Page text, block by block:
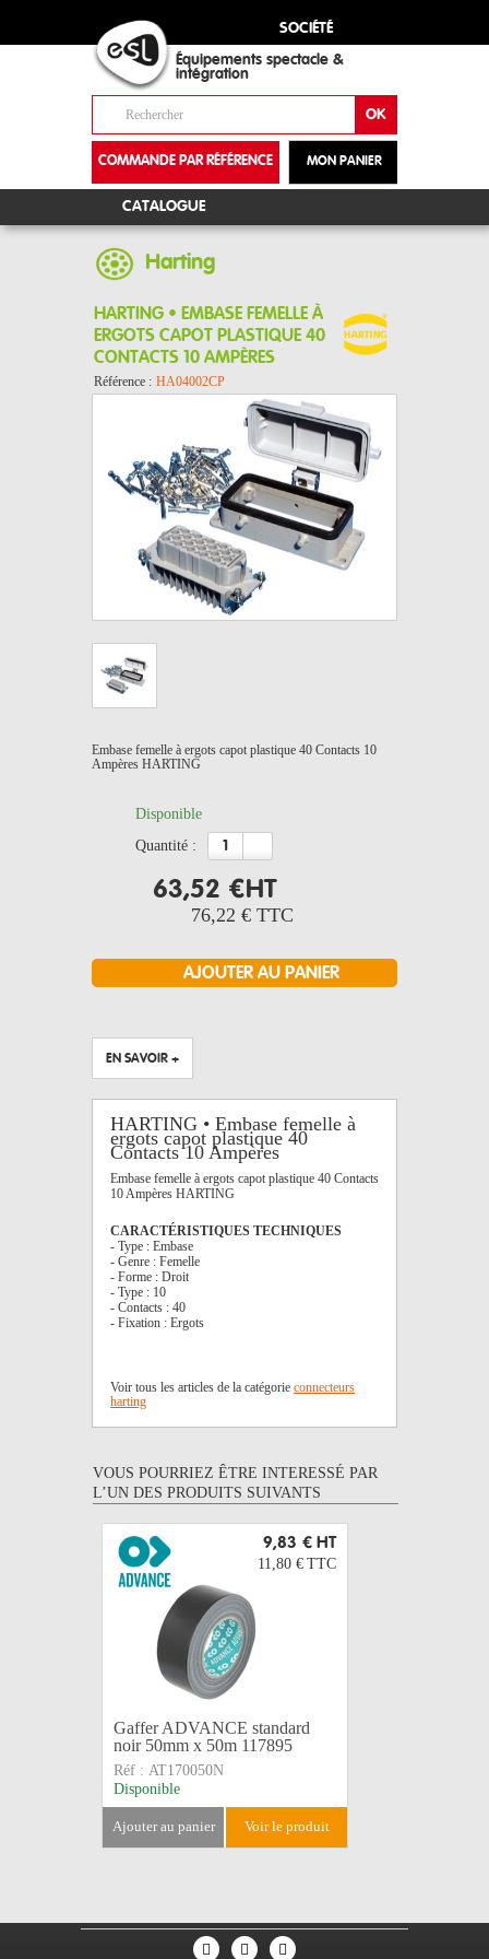
SOCIÉTÉ
Équipements spectacle &
intégration
MON PANIER
COMMANDE PAR RÉFÉRENCE
CATALOGUE
Harting
HARTING • EMBASE FEMELLE À
ERGOTS CAPOT PLASTIQUE 40
CONTACTS 10 AMPÈRES
Référence : HA04002CP
Embase femelle à ergots capot plastique 40 Contacts 10
Ampères HARTING
Disponible
quantité :
63,52 €HT
76,22 € TTC
EN SAVOIR +
HARTING • Embase femelle à
ergots capot plastique 40
Contacts 10 Ampères
Embase femelle à ergots capot plastique 40 Contacts
10 Ampères HARTING
CARACTÉRISTIQUES TECHNIQUES
- Type : Embase
- Genre : Femelle
- Forme : Droit
- Type : 10
- Contacts : 40
- Fixation : Ergots
Voir tous les articles de la catégorie connecteurs
harting
VOUS POURRIEZ ÊTRE INTERESSÉ PAR
L’UN DES PRODUITS SUIVANTS
9,83 € HT
11,80 € TTC
Gaffer ADVANCE standard
noir 50mm x 50m 117895
Réf : AT170050N
Disponible
ajouter au panier voir le produit